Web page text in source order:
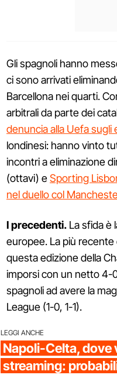
Gli spagnoli hanno
ci sono arrivati
Barcellona nei quarti.
arbitrali da parte dei
denuncia alla Uefa sugli
londinesi: hanno vinto
incontri a eliminazione
(ottavi) eSporting
nel duello col
I precedenti. La sfida è
europee. La più
questa edizione della
imporsi con un netto 4-
spagnoli ad avere la
League (1-0, 1-1).
LEGGI ANCHE
Napoli-Celta, dove
streaming: